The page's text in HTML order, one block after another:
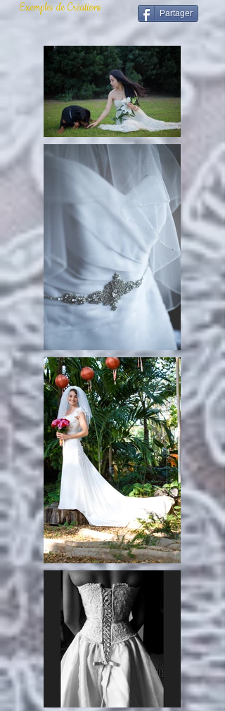
Exemples de Créations Partager